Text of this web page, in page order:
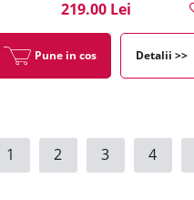
219.00 Lei
Pune in cos Detalii >>
1 2 3 4